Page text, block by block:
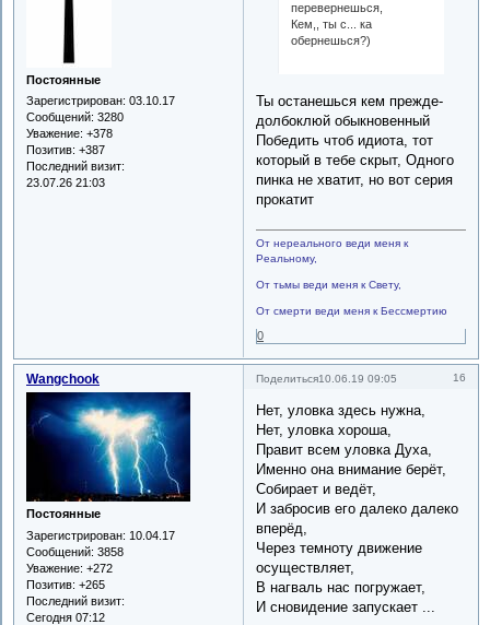
Постоянные
Зарегистрирован: 03.10.17
Сообщений: 3280
Уважение: +378
Позитив: +387
Последний визит:
23.07.26 21:03
перевернешься,
Кем,, ты с... ка
обернешься?)
Ты останешься кем прежде-
долбоклюй обыкновенный
Победить чтоб идиота, тот
который в тебе скрыт, Одного
пинка не хватит, но вот серия
прокатит
От нереального веди меня к
Реальному,
От тьмы веди меня к Свету,
От смерти веди меня к Бессмертию
0
Поделиться 16
10.06.19 09:05
Wangchook
Постоянные
Зарегистрирован: 10.04.17
Сообщений: 3858
Уважение: +272
Позитив: +265
Последний визит:
Сегодня 07:12
Нет, уловка здесь нужна,
Нет, уловка хороша,
Правит всем уловка Духа,
Именно она внимание берёт,
Собирает и ведёт,
И забросив его далеко далеко
вперёд,
Через темноту движение
осуществляет,
В нагваль нас погружает,
И сновидение запускает ...